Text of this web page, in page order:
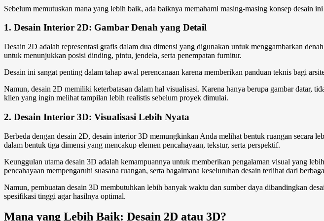
Sebelum memutuskan mana yang lebih baik, ada baiknya memahami masing-masing konsep desain
1. Desain Interior 2D: Gambar Denah yang Detail
Desain 2D adalah representasi grafis dalam dua dimensi yang digunakan untuk menggambarkan
untuk menunjukkan posisi dinding, pintu, jendela, serta penempatan furnitur.
Desain ini sangat penting dalam tahap awal perencanaan karena memberikan panduan teknis bagi
Namun, desain 2D memiliki keterbatasan dalam hal visualisasi. Karena hanya berupa gambar datar,
klien yang ingin melihat tampilan lebih realistis sebelum proyek dimulai.
2. Desain Interior 3D: Visualisasi Lebih Nyata
Berbeda dengan desain 2D, desain interior 3D memungkinkan Anda melihat bentuk ruangan secara
dalam bentuk tiga dimensi yang mencakup elemen pencahayaan, tekstur, serta perspektif.
Keunggulan utama desain 3D adalah kemampuannya untuk memberikan pengalaman visual yang
pencahayaan mempengaruhi suasana ruangan, serta bagaimana keseluruhan desain terlihat dari
Namun, pembuatan desain 3D membutuhkan lebih banyak waktu dan sumber daya dibandingkan
spesifikasi tinggi agar hasilnya optimal.
Mana yang Lebih Baik: Desain 2D atau 3D?